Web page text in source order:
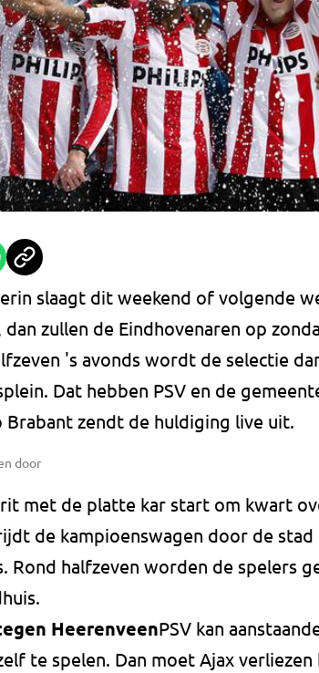
erin slaagt dit weekend of volgende
zullen de Eindhovenaren op
's avonds wordt de selectie
Dat hebben PSV en de
Brabant zendt de huldiging live uit.
door
met de platte kar start om kwart
de kampioenswagen door de
Rond halfzeven worden de spelers
HeerenveenPSV kan
te spelen. Dan moet Ajax